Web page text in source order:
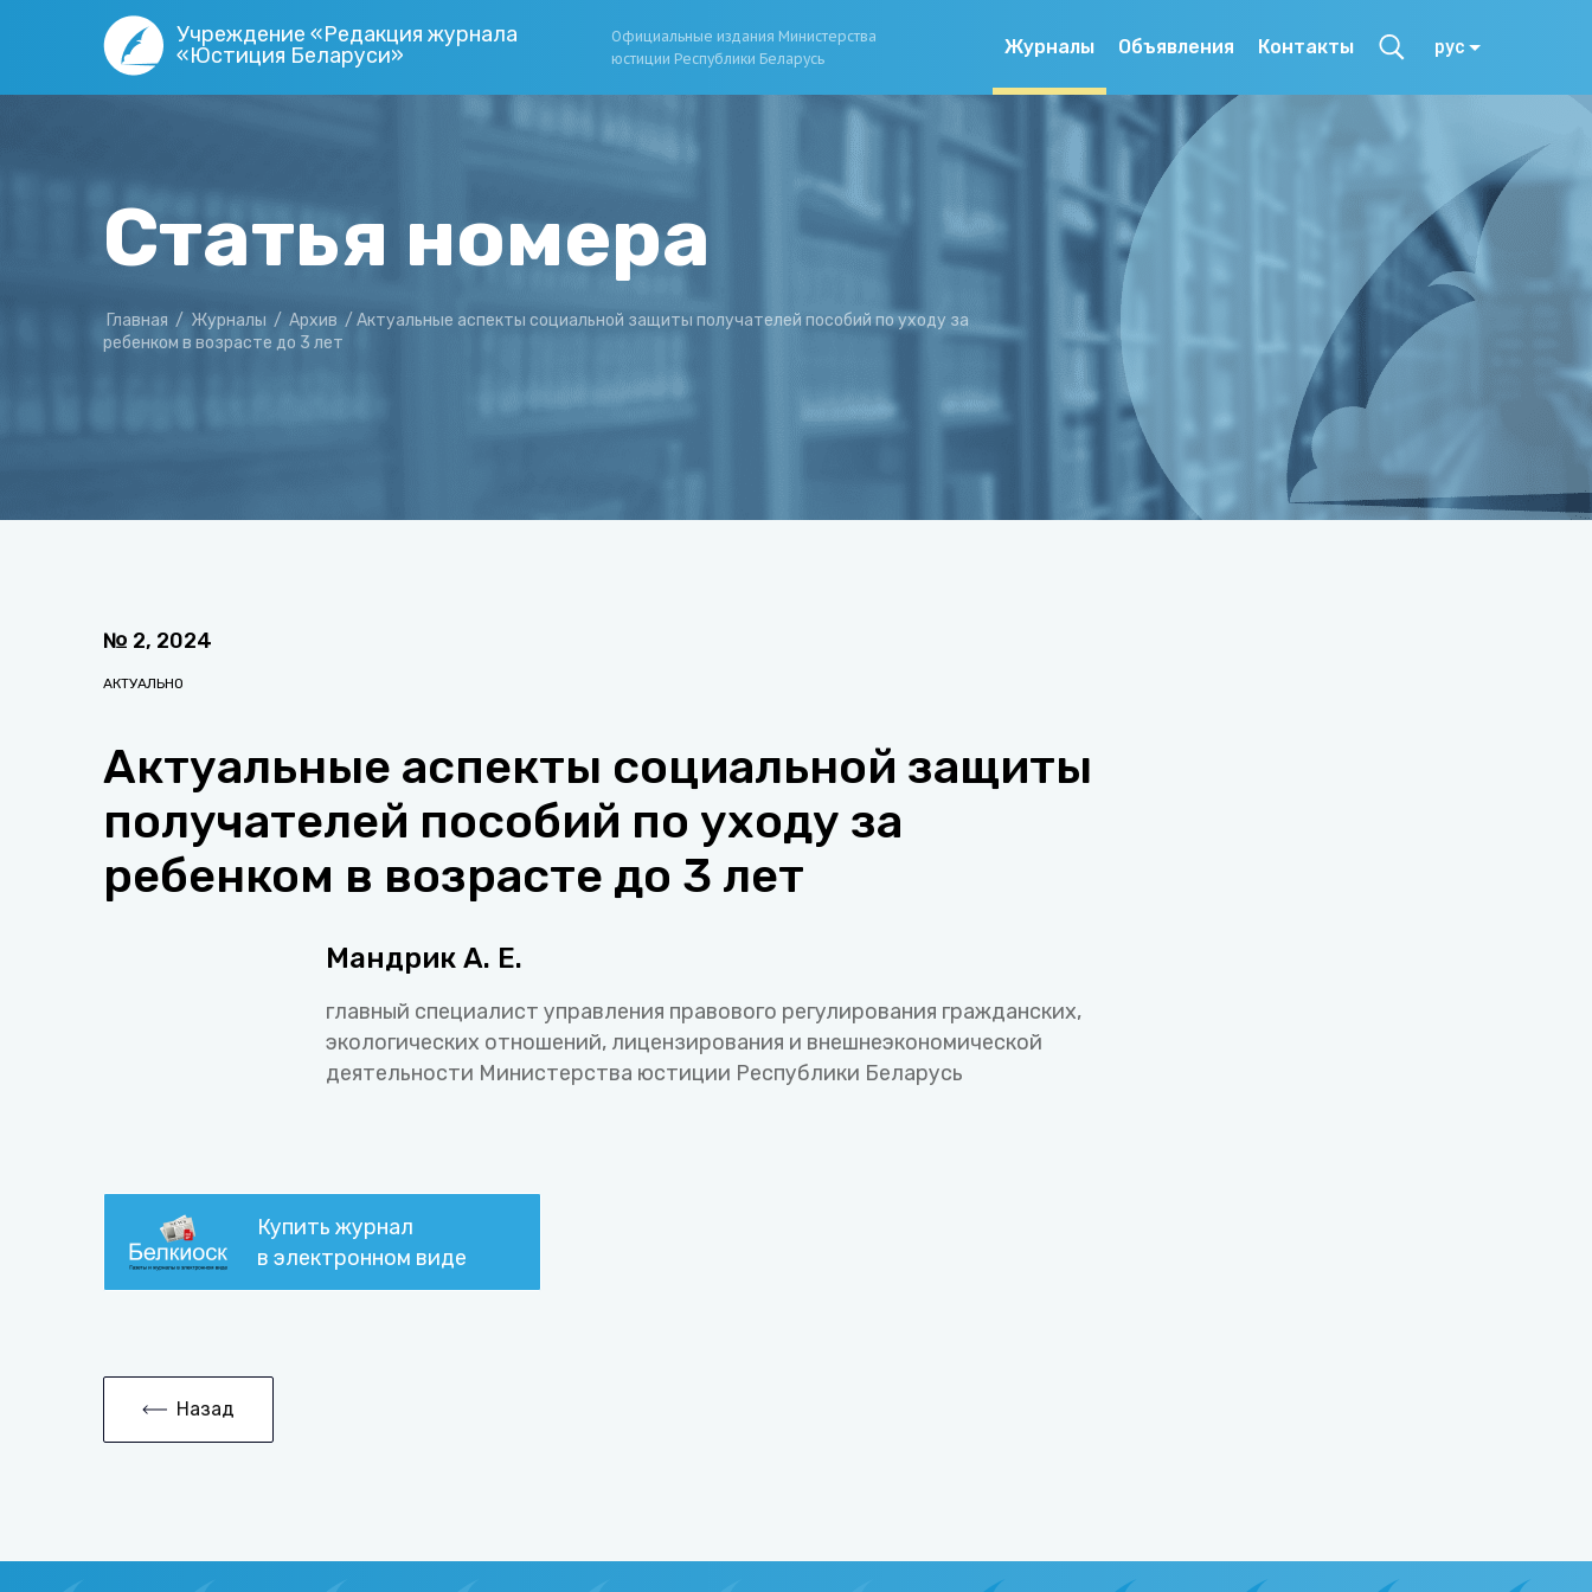
Учреждение «Редакция журнала
«Юстиция Беларуси»
Официальные издания Министерства
юстиции Республики Беларусь
Журналы Объявления Контакты рус
Статья номера
Главная / Журналы / Архив / Актуальные аспекты социальной защиты получателей пособий по уходу за
ребенком в возрасте до 3 лет
№ 2, 2024
АКТУАЛЬНО
Актуальные аспекты социальной защиты
получателей пособий по уходу за
ребенком в возрасте до 3 лет
Мандрик А. Е.
главный специалист управления правового регулирования гражданских,
экологических отношений, лицензирования и внешнеэкономической
деятельности Министерства юстиции Республики Беларусь
Купить журнал
в электронном виде
Назад